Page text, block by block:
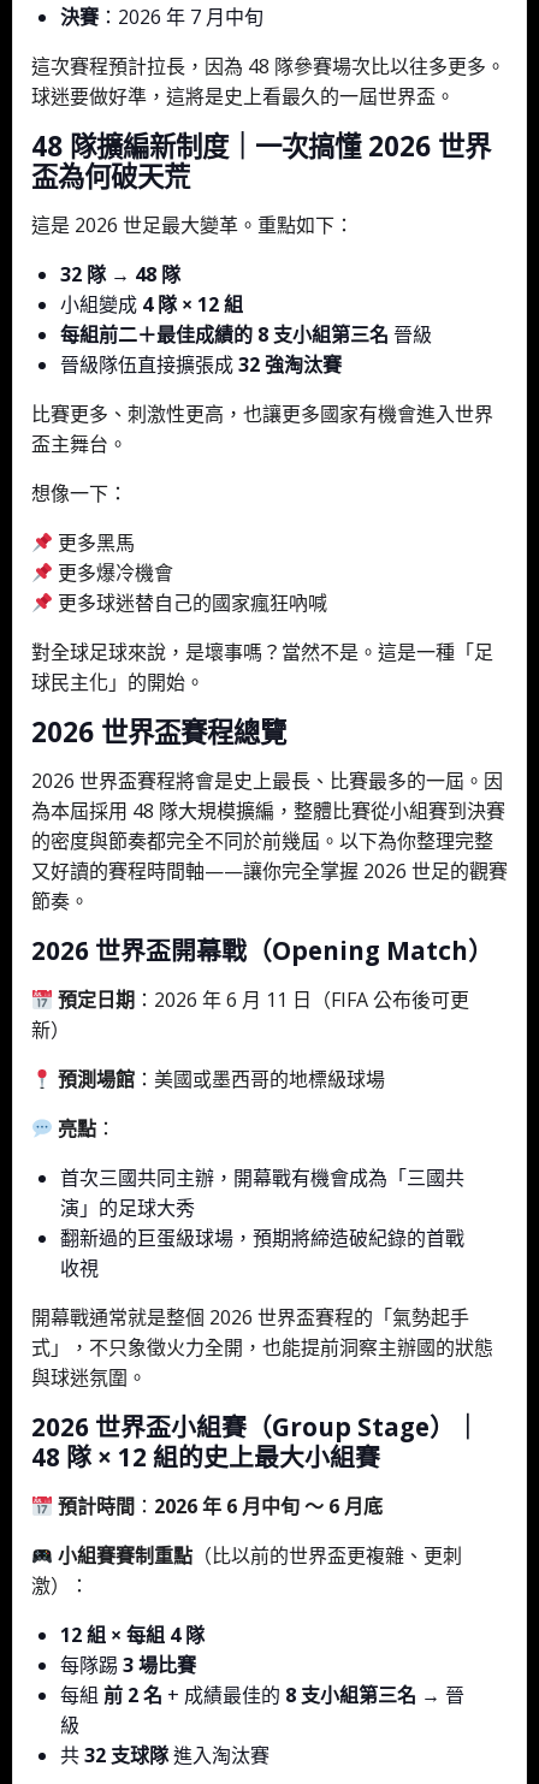
決賽 ：2026 年 7 月中旬
這次賽程預計拉長，因為 48 隊參賽場次比以往多更多。
球迷要做好準，這將是史上看最久的一屆世界盃。
48 隊擴編新制度｜一次搞懂 2026 世界
盃為何破天荒
這是 2026 世足最大變革。重點如下：
32 隊 → 48 隊
小組變成 4 隊 × 12 組
每組前二＋最佳成績的 8 支小組第三名 晉級
晉級隊伍直接擴張成32 強淘汰賽
比賽更多、刺激性更高，也讓更多國家有機會進入世界
盃主舞台。
想像一下：
更多黑馬
更多爆冷機會
更多球迷替自己的國家瘋狂吶喊
對全球足球來說，是壞事嗎？當然不是。這是一種「足
球民主化」的開始。
2026 世界盃賽程總覽
2026 世界盃賽程將會是史上最長、比賽最多的一屆。因
為本屆採用 48 隊大規模擴編，整體比賽從小組賽到決賽
的密度與節奏都完全不同於前幾屆。以下為你整理完整
又好讀的賽程時間軸——讓你完全掌握 2026 世足的觀賽
節奏。
2026 世界盃開幕戰（Opening Match）
預定日期 ：2026 年 6 月 11 日（FIFA 公布後可更
新）
預測場館 ：美國或墨西哥的地標級球場
亮點 ：
首次三國共同主辦，開幕戰有機會成為「三國共
演」的足球大秀
翻新過的巨蛋級球場，預期將締造破紀錄的首戰
收視
開幕戰通常就是整個 2026 世界盃賽程的「氣勢起手
式」，不只象徵火力全開，也能提前洞察主辦國的狀態
與球迷氛圍。
2026 世界盃小組賽（Group Stage）｜
48 隊 × 12 組的史上最大小組賽
預計時間 ： 2026 年 6 月中旬 ～ 6 月底
小組賽賽制重點 （比以前的世界盃更複雜、更刺
激）：
12 組 × 每組 4 隊
每隊踢 3 場比賽
每組 前 2 名 + 成績最佳的 8 支小組第三名 → 晉
級
共32 支球隊進入淘汰賽